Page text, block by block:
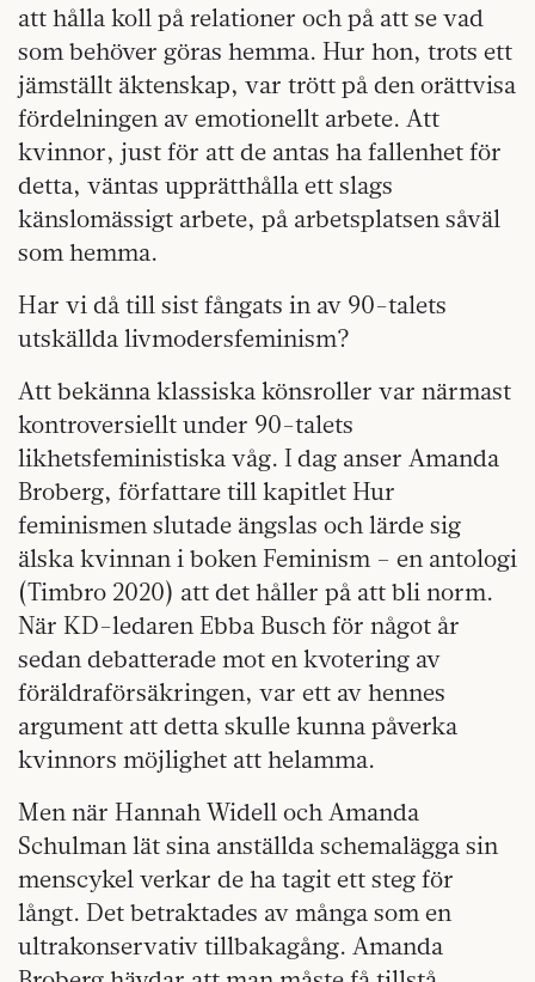
att hålla koll på relationer och på att se vad
som behöver göras hemma. Hur hon, trots ett
jämställt äktenskap, var trött på den orättvisa
fördelningen av emotionellt arbete. Att
kvinnor, just för att de antas ha fallenhet för
detta, väntas upprätthålla ett slags
känslomässigt arbete, på arbetsplatsen såväl
som hemma.
Har vi då till sist fångats in av 90-talets
utskällda livmodersfeminism?
Att bekänna klassiska könsroller var närmast
kontroversiellt under 90-talets
likhetsfeministiska våg. I dag anser Amanda
Broberg, författare till kapitlet Hur
feminismen slutade ängslas och lärde sig
älska kvinnan i boken Feminism – en antologi
(Timbro 2020) att det håller på att bli norm.
När KD-ledaren Ebba Busch för något år
sedan debatterade mot en kvotering av
föräldraförsäkringen, var ett av hennes
argument att detta skulle kunna påverka
kvinnors möjlighet att helamma.
Men när Hannah Widell och Amanda
Schulman lät sina anställda schemalägga sin
menscykel verkar de ha tagit ett steg för
långt. Det betraktades av många som en
ultrakonservativ tillbakagång. Amanda